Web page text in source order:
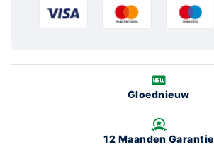
Gloednieuw
12 Maanden Garantie